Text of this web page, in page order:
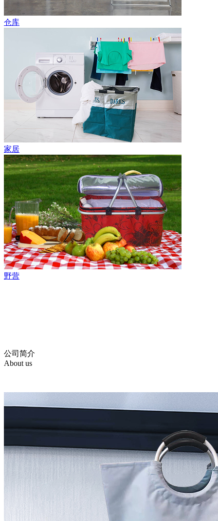
仓库
家居
野营
公司简介
About us